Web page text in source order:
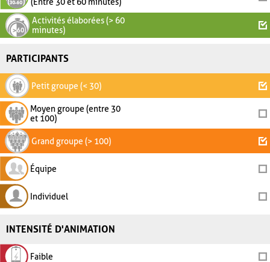
Activités élaborées (> 60
minutes)
PARTICIPANTS
Petit groupe (< 30)
Moyen groupe (entre 30
et 100)
Grand groupe (> 100)
Équipe
Individuel
INTENSITÉ D'ANIMATION
Faible